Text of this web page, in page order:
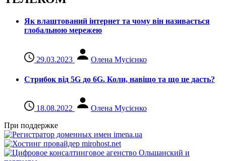
Як влаштований інтернет та чому він називається
глобальною мережею
29.03.2023 Олена Мусієнко
Стрибок від 5G до 6G. Коли, навіщо та що це даcть?
18.08.2022
Олена Мусієнко
При поддержке